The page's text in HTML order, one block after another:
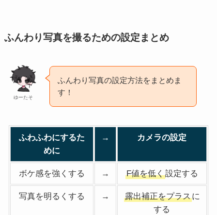
ふんわり写真を撮るための設定まとめ
ゆーたそ
ふんわり写真の設定方法をまとめま
す！
ふわふわにするた
めに
→ カメラの設定
ボケ感を強くする → F値を低く設定する
写真を明るくする → 露出補正をプラスに
する